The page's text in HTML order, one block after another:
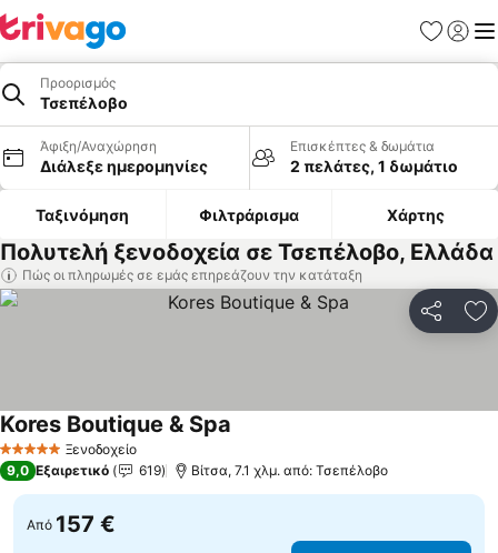
Προορισμός
Τσεπέλοβο
Άφιξη/Αναχώρηση
Διάλεξε ημερομηνίες
Επισκέπτες & δωμάτια
2 πελάτες, 1 δωμάτιο
Ταξινόμηση Φιλτράρισμα Χάρτης
Πολυτελή ξενοδοχεία σε Τσεπέλοβο, Ελλάδα
Πώς οι πληρωμές σε εμάς επηρεάζουν την κατάταξη
5 Αστέρια Ξενοδοχείο
Kores Boutique & Spa
9,0 Εξαιρετικό 619 Βίτσα, 7.1 χλμ. από: Τσεπέλοβο
Από 157 €